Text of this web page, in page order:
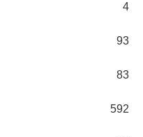
4
93
83
592